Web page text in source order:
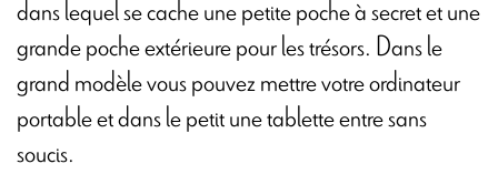
dans lequel se cache une petite poche à secret et une
grande poche extérieure pour les trésors. Dans le
grand modèle vous pouvez mettre votre ordinateur
portable et dans le petit une tablette entre sans
soucis.